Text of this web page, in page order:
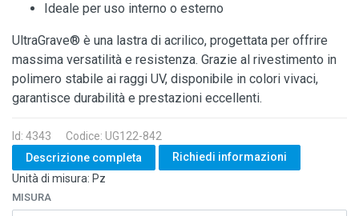
Ideale per uso interno o esterno
UltraGrave® è una lastra di acrilico, progettata per offrire
massima versatilità e resistenza. Grazie al rivestimento in
polimero stabile ai raggi UV, disponibile in colori vivaci,
garantisce durabilità e prestazioni eccellenti.
Id: 4343
Codice: UG122-842
Descrizione completa
Richiedi informazioni
Unità di misura: Pz
MISURA